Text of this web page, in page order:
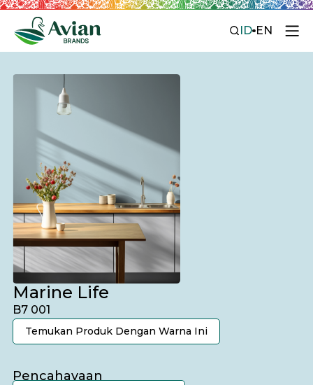
ID EN
Marine Life
B7 001
Temukan Produk Dengan Warna Ini
Pencahayaan